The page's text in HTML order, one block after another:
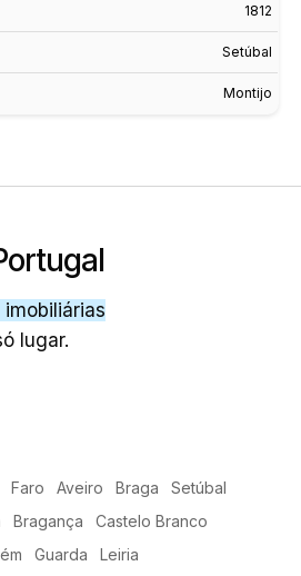
1812
Setúbal
Montijo
lugar.
Faro Aveiro Braga
Setúbal
Bragança
Castelo Branco
Guarda
Leiria